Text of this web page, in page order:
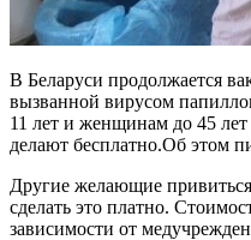
В Беларуси продолжается
вызванной вирусом
11 лет и женщинам до 45
делают бесплатно.Об этом
Другие желающие
сделать это платно.
зависимости от